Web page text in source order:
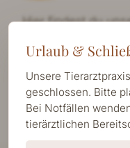
Hier findest du
Stelle wird direkt
Uebersicht sichtbar.
Urlaub &
Unsere
geschlossen. Bitte
Bei Notfällen
tierärztlichen